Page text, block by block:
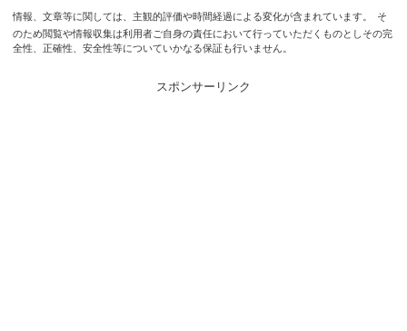
情報、文章等に関しては、主観的評価や時間経過による変化が含まれています。
そ
のため閲覧や情報収集は利用者ご自身の責任において行っていただくものとしその完
全性、正確性、安全性等についていかなる保証も行いません。
スポンサーリンク